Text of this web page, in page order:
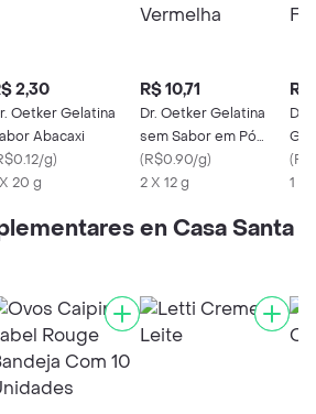
2,30
Oetker Gelatina
Abacaxi
g)
20 g
R$ 10,71
Dr. Oetker Gelatina
sem Sabor em Pó
Vermelha
(R$0.90/g)
2 X 12 g
R$
(
1 X
en Casa Santa